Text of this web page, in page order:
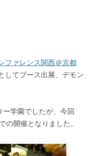
ファレンス関西＠京都
してブース出展、デモン
学園でしたが、今回
での開催となりました。